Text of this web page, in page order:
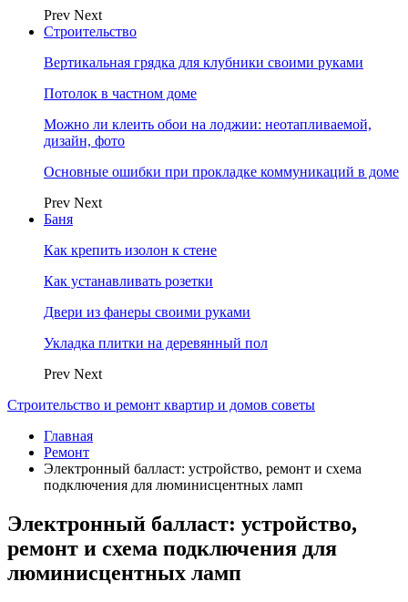
Prev Next
Строительство
Вертикальная грядка для клубники своими руками
Потолок в частном доме
Можно ли клеить обои на лоджии: неотапливаемой,
дизайн, фото
Основные ошибки при прокладке коммуникаций в доме
Prev Next
Баня
Как крепить изолон к стене
Как устанавливать розетки
Двери из фанеры своими руками
Укладка плитки на деревянный пол
Prev Next
Строительство и ремонт квартир и домов советы
Главная
Ремонт
Электронный балласт: устройство, ремонт и схема
подключения для люминисцентных ламп
Электронный балласт: устройство,
ремонт и схема подключения для
люминисцентных ламп